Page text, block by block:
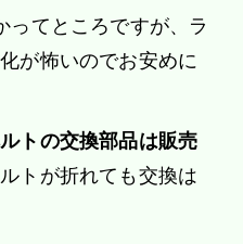
ってところですが、ラ
が怖いのでお安めに
トの交換部品は販売
トが折れても交換は